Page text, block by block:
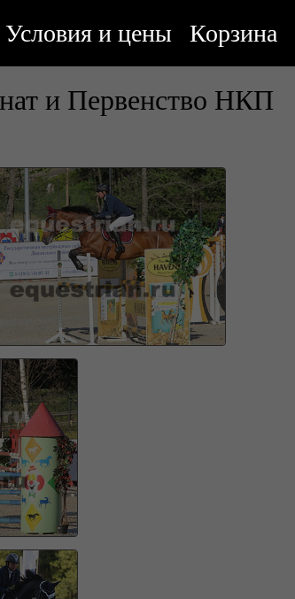
Корзина
Условия и цены
и Первенство НКП